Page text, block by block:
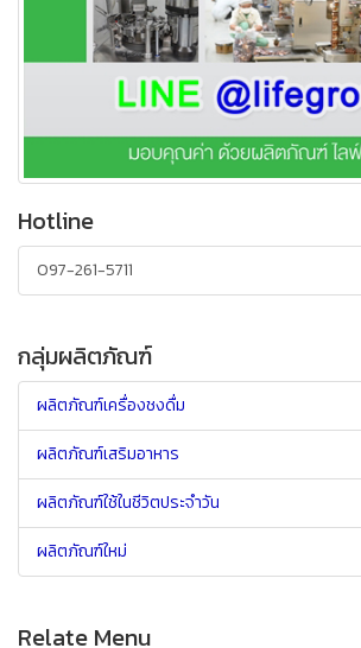
Hotline
097-261-5711
กลุ่มผลิตภัณฑ์
ผลิตภัณฑ์เครื่องชงดื่ม
ผลิตภัณฑ์เสริมอาหาร
ผลิตภัณฑ์ใช้ในชีวิตประจำวัน
ผลิตภัณฑ์ใหม่
Relate Menu